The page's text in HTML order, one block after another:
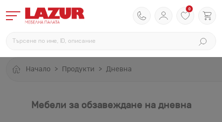
0
Начало Продукти Дневна
Мебели за обзавеждане на дневна